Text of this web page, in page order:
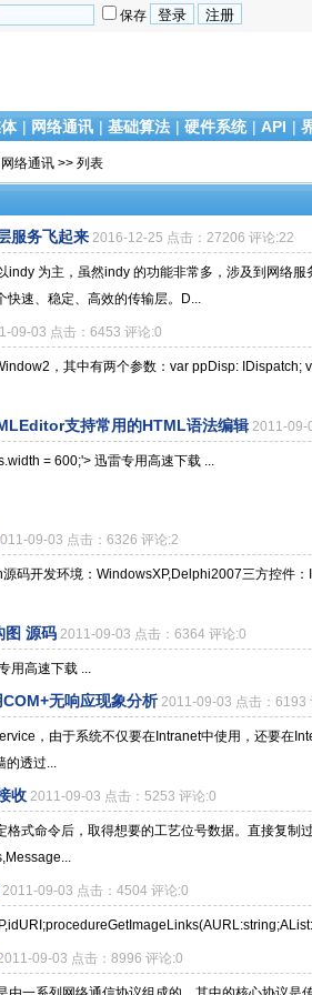
保存
| 网络通讯 | 基础算法 | 硬件系统 | API |
网络通讯 >> 列表
服务飞起来 2016-12-25 点击：27206 评论:22
indy 为主，虽然indy 的功能非常多，涉及到网络服
快速、稳定、高效的传输层。D...
09-03 点击：6453 评论:0
，其中有两个参数：var ppDisp: IDispatch;
支持常用的HTML语法编辑 2011-09-
= 600;'> 迅雷专用高速下载 ...
09-03 点击：6326 评论:2
码开发环境：WindowsXP,Delphi2007三方控件
图 源码 2011-09-03 点击：6364 评论:0
用高速下载 ...
无响应现象分析 2011-09-03 点击：6193
，由于系统不仅要在Intranet中使用，还要在
的透过...
收 2011-09-03 点击：5253 评论:0
格式命令后，取得想要的工艺位号数据。直接复制
2011-09-03 点击：4504 评论:0
09-03 点击：8996 评论:0